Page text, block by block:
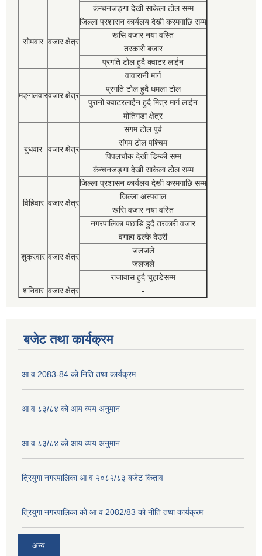
कंन्चनजङ्गा देखी साकेला टोल सम्म
सोमवार वजार क्षेत्र
जिल्ला प्रशासन कार्यलय देखी करमगाछि सम्म
खसि वजार नया वस्ति
तरकारी बजार
प्रगति टोल हुदै क्वाटर लाईन
मङ्गलवारवजार क्षेत्र
वावारानी मार्ग
प्रगति टोल हुदै धमला टोल
पुरानो क्वाटरलाईन हुदै मित्र मार्ग लाईन
मोतिगडा क्षेत्र
बुधवार वजार क्षेत्र
संगम टोल पुर्व
संगम टोल पश्चिम
पिपलचौक देखी डिम्की सम्म
कंन्चनजङ्गा देखी साकेला टोल सम्म
विहिवार वजार क्षेत्र
जिल्ला प्रशासन कार्यलय देखी करमगाछि सम्म
जिल्ला अस्पताल
खसि वजार नया वस्ति
नगरपालिका पछाडि हुदै तरकारी वजार
शुक्रवार वजार क्षेत्र
वगाहा ढल्के देउरी
जलजले
जलजले
राजावास हुदै चुहाडेसम्म
शनिवार वजार क्षेत्र -
बजेट तथा कार्यक्रम
आ व 2083-84 को निति तथा कार्यक्रम
आ व ८३/८४ को आय व्यय अनुमान
आ व ८३/८४ को आय व्यय अनुमान
त्रियुगा नगरपालिका आ व २०८२/८३ बजेट किताव
त्रियुगा नगरपालिका को आ व 2082/83 को नीति तथा कार्यक्रम
अन्य